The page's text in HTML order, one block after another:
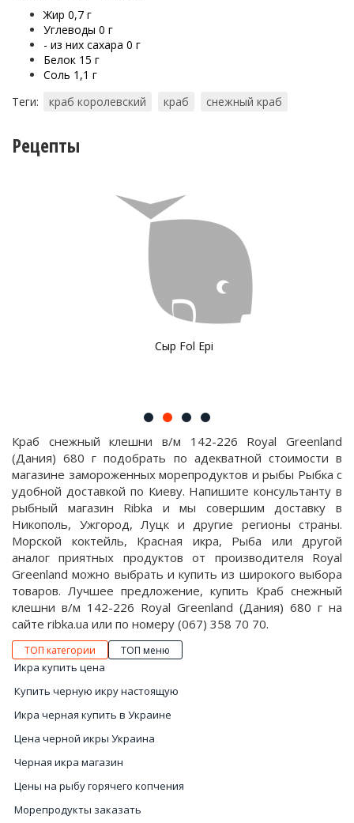
Жир 0,7 г
Углеводы 0 г
- из них сахара 0 г
Белок 15 г
Соль 1,1 г
Теги:
краб королевский краб снежный краб
Рецепты
Сыр Fol Epi
Краб снежный клешни в/м 142-226 Royal Greenland
(Дания) 680 г подобрать по адекватной стоимости в
магазине замороженных морепродуктов и рыбы Рыбка с
удобной доставкой по Киеву. Напишите консультанту в
рыбный магазин Ribka и мы совершим доставку в
Никополь, Ужгород, Луцк и другие регионы страны.
Морской коктейль, Красная икра, Рыба или другой
аналог приятных продуктов от производителя Royal
Greenland можно выбрать и купить из широкого выбора
товаров. Лучшее предложение, купить Краб снежный
клешни в/м 142-226 Royal Greenland (Дания) 680 г на
сайте ribka.ua или по номеру (067) 358 70 70.
ТОП категории ТОП меню
Икра купить цена
Купить черную икру настоящую
Икра черная купить в Украине
Цена черной икры Украина
Черная икра магазин
Цены на рыбу горячего копчения
Морепродукты заказать